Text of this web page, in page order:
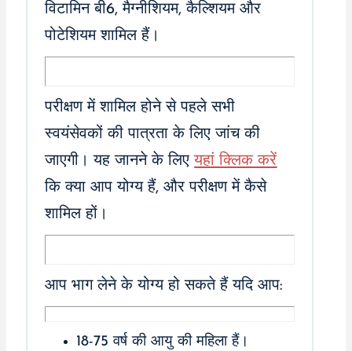
विटामिन बी6, मैग्नीशियम, कैल्शियम और
पोटेशियम शामिल हैं।
परीक्षण में शामिल होने से पहले सभी
स्वयंसेवकों की पात्रता के लिए जांच की
जाएगी। यह जानने के लिएयहां क्लिक करें
कि क्या आप योग्य हैं, और परीक्षण में कैसे
शामिल हों।
आप भाग लेने के योग्य हो सकते हैं यदि आप:
18-75 वर्ष की आयु की महिला हैं।